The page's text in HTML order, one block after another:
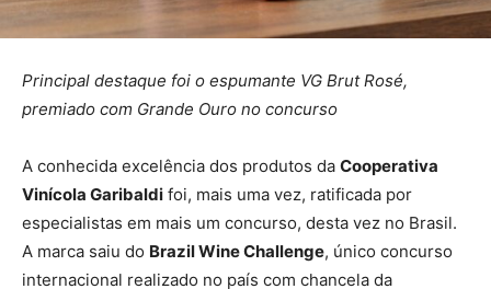
Principal destaque foi o espumante VG Brut Rosé,
premiado com Grande Ouro no concurso
A conhecida excelência dos produtos da Cooperativa
Vinícola Garibaldi foi, mais uma vez, ratificada por
especialistas em mais um concurso, desta vez no Brasil.
A marca saiu do Brazil Wine Challenge, único concurso
internacional realizado no país com chancela da